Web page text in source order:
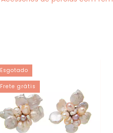
Esgotado
Frete grátis